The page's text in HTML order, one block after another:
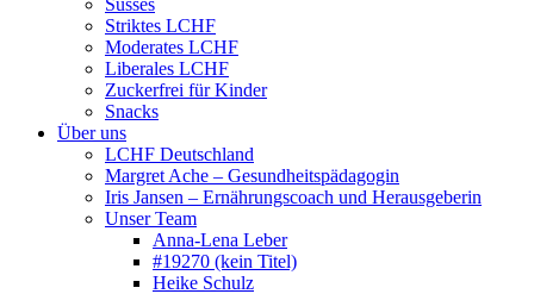
Süsses
Striktes LCHF
Moderates LCHF
Liberales LCHF
Zuckerfrei für Kinder
Snacks
Über uns
LCHF Deutschland
Margret Ache – Gesundheitspädagogin
Iris Jansen – Ernährungscoach und Herausgeberin
Unser Team
Anna-Lena Leber
#19270 (kein Titel)
Heike Schulz